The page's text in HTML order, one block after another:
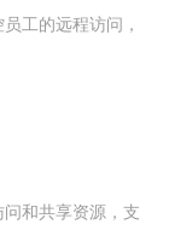
工的远程访问，
和共享资源，支